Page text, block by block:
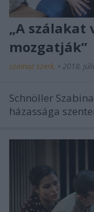
„A szálakat
mozgatják”
szinhaz szerk. • 2018.
Schnöller
házassága